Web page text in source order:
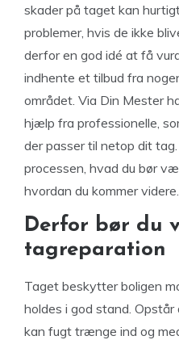
skader på taget kan
problemer, hvis de ikke
derfor en god idé at få
indhente et tilbud fra
området. Via Din Mester
hjælp fra professionelle,
der passer til netop dit
processen, hvad du bør
hvordan du kommer videre.
Derfor bør du
tagreparation
Taget beskytter boligen
holdes i god stand.
kan fugt trænge ind og